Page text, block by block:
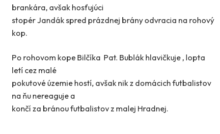
brankára, avšak hosťujúci
stopér Jandák spred prázdnej brány odvracia na rohový
kop.
Po rohovom kope Bilčíka Pat. Bublák hlavičkuje , lopta
letí cez malé
pokutové územie hostí, avšak nik z domácich futbalistov
na ňu nereaguje a
končí za bránou futbalistov z malej Hradnej.